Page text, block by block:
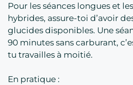
Pour les séances longues et
hybrides, assure-toi d’avoir
glucides disponibles. Une
90 minutes sans carburant,
tu travailles à moitié.
En pratique :